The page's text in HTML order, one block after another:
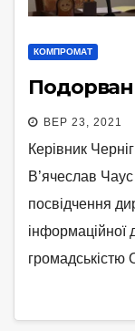
КОМПРОМАТ
Подорван
ВЕР 23, 2021
Керівник
В’ячеслав
посвідчення
інформаційної